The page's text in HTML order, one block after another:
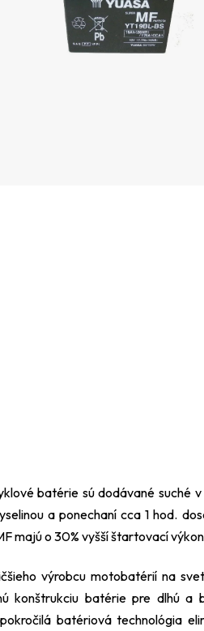
batérie sú dodávané suché
a ponechaní cca 1 hod.
majú o 30% vyšší štartovací
výrobcu motobatérií na
konštrukciu batérie pre dlhú a
batériová technológia